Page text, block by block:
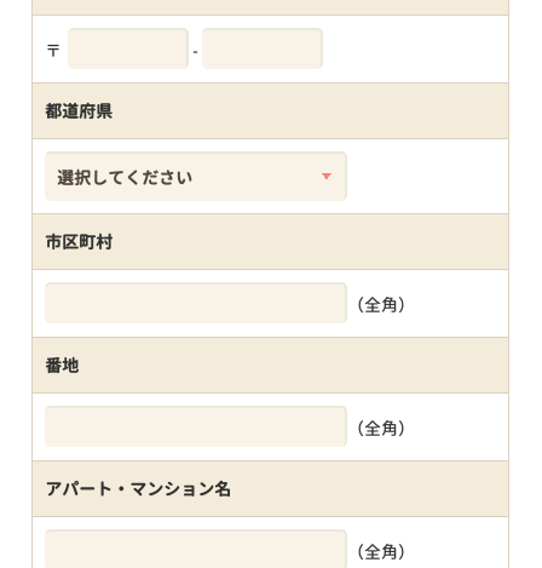
〒 -
都道府県
市区町村
（全角）
番地
（全角）
アパート・マンション名
（全角）